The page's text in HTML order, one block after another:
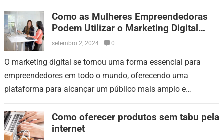
que boas ideias…Como as Mulheres Empreendedoras
Podem Utilizar o Marketing Digital
para Expandir Seus Negócios
setembro 2, 2024 0
O marketing digital se tornou uma forma essencial para
empreendedores em todo o mundo, oferecendo uma
plataforma para alcançar um público mais amplo e
Como oferecer produtos sem tabu pela
internet